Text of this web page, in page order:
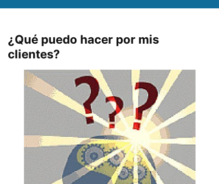
¿Qué puedo hacer por mis
clientes?